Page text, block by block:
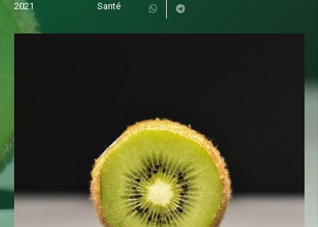
2021
Santé